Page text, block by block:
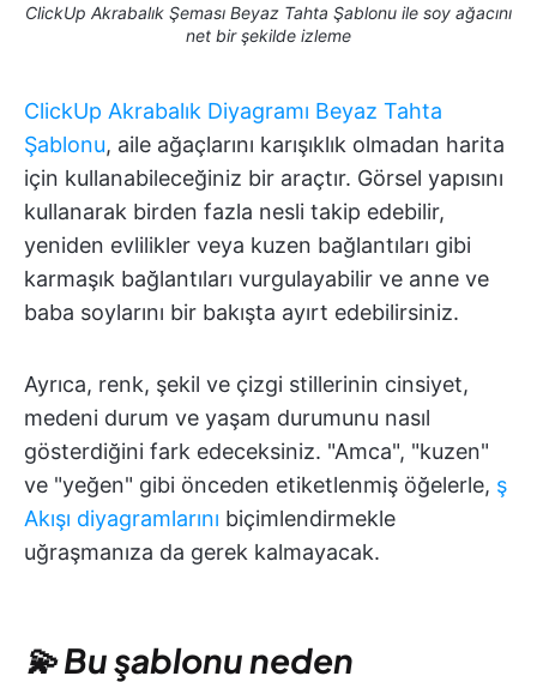
ClickUp Akrabalık Şeması Beyaz Tahta Şablonu ile soy ağacını
net bir şekilde izleme
ClickUp Akrabalık Diyagramı Beyaz Tahta
Şablonu, aile ağaçlarını karışıklık olmadan harita
için kullanabileceğiniz bir araçtır. Görsel yapısını
kullanarak birden fazla nesli takip edebilir,
yeniden evlilikler veya kuzen bağlantıları gibi
karmaşık bağlantıları vurgulayabilir ve anne ve
baba soylarını bir bakışta ayırt edebilirsiniz.
Ayrıca, renk, şekil ve çizgi stillerinin cinsiyet,
medeni durum ve yaşam durumunu nasıl
gösterdiğini fark edeceksiniz. "Amca", "kuzen"
ve "yeğen" gibi önceden etiketlenmiş öğelerle, ş
Akışı diyagramlarını biçimlendirmekle
uğraşmanıza da gerek kalmayacak.
💫 Bu şablonu neden